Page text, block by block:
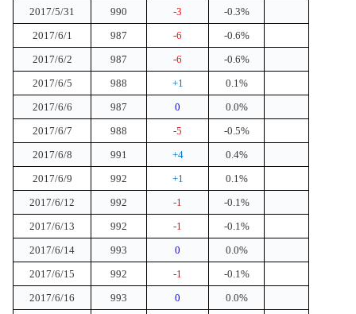
2017/5/31
990 -3
-0.3%
2017/6/1
987 -6
-0.6%
2017/6/2
987 -6
-0.6%
2017/6/5
988 +1
0.1%
2017/6/6
987 0
0.0%
2017/6/7
988 -5
-0.5%
2017/6/8
991 +4
0.4%
2017/6/9
992 +1
0.1%
2017/6/12
992 -1
-0.1%
2017/6/13
992 -1
-0.1%
2017/6/14
993 0
0.0%
2017/6/15
992 -1
-0.1%
2017/6/16
993 0
0.0%